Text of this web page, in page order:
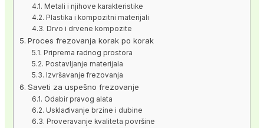
Metali i njihove karakteristike
Plastika i kompozitni materijali
Drvo i drvene kompozite
Proces frezovanja korak po korak
Priprema radnog prostora
Postavljanje materijala
Izvršavanje frezovanja
Saveti za uspešno frezovanje
Odabir pravog alata
Usklađivanje brzine i dubine
Proveravanje kvaliteta površine